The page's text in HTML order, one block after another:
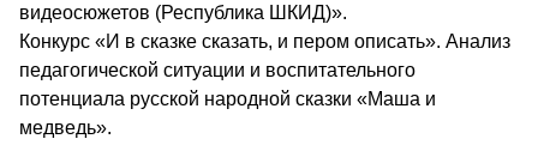
видеосюжетов (Республика ШКИД)».
Конкурс «И в сказке сказать, и пером описать». Анализ
педагогической ситуации и воспитательного
потенциала русской народной сказки «Маша и
медведь».